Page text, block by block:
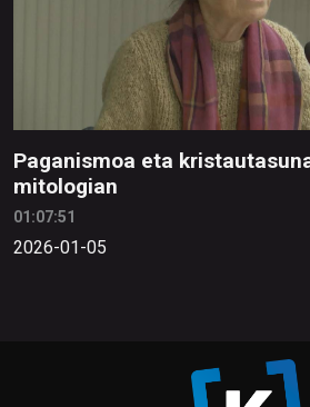
Paganismoa eta
mitologian
01:07:51
2026-01-05